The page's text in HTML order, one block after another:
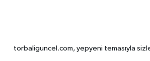
torbaliguncel.com, yepyeni temasıyla